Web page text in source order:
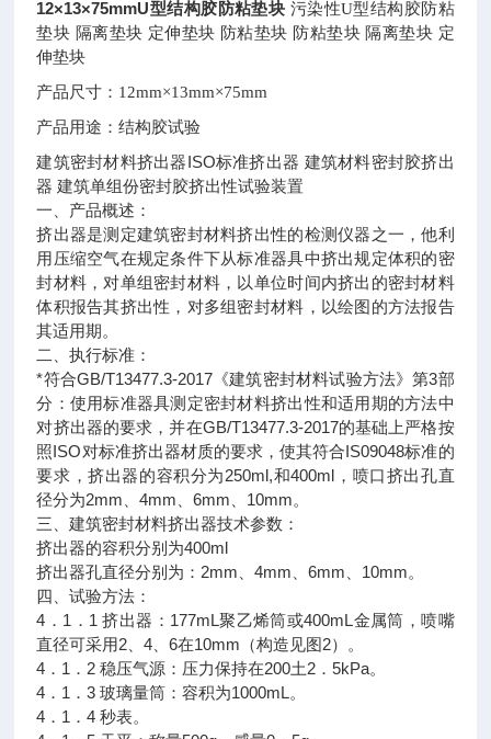
12×13×75mmU型结构胶防粘垫块 污染性U型结构胶防粘
垫块 隔离垫块 定伸垫块 防粘垫块 防粘垫块 隔离垫块 定
伸垫块
产品尺寸： 12mm×13mm×75mm
产品用途：结构胶试验
建筑密封材料挤出器ISO标准挤出器 建筑材料密封胶挤出
器 建筑单组份密封胶挤出性试验装置
一、产品概述：
挤出器是测定建筑密封材料挤出性的检测仪器之一，他利
用压缩空气在规定条件下从标准器具中挤出规定体积的密
封材料，对单组密封材料，以单位时间内挤出的密封材料
体积报告其挤出性，对多组密封材料，以绘图的方法报告
其适用期。
二、执行标准：
*符合GB/T13477.3-2017《建筑密封材料试验方法》第3部
分：使用标准器具测定密封材料挤出性和适用期的方法中
对挤出器的要求，并在GB/T13477.3-2017的基础上严格按
照ISO对标准挤出器材质的要求，使其符合IS09048标准的
要求，挤出器的容积分为250ml,和400ml，喷口挤出孔直
径分为2mm、4mm、6mm、10mm。
三、建筑密封材料挤出器技术参数：
挤出器的容积分别为400ml
挤出器孔直径分别为：2mm、4mm、6mm、10mm。
四、试验方法：
4．1．1 挤出器：177mL聚乙烯筒或400mL金属筒，喷嘴
直径可采用2、4、6在10mm（构造见图2）。
4．1．2 稳压气源：压力保持在200土2．5kPa。
4．1．3 玻璃量筒：容积为1000mL。
4．1．4 秒表。